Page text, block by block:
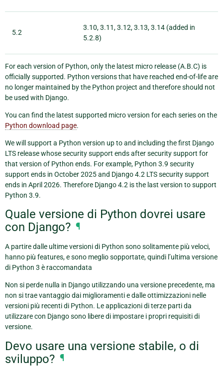
5.2
3.10, 3.11, 3.12, 3.13, 3.14 (added in
5.2.8)
For each version of Python, only the latest micro release (A.B.C) is
officially supported. Python versions that have reached end-of-life are
no longer maintained by the Python project and therefore should not
be used with Django.
You can find the latest supported micro version for each series on the
Python download page.
We will support a Python version up to and including the first Django
LTS release whose security support ends after security support for
that version of Python ends. For example, Python 3.9 security
support ends in October 2025 and Django 4.2 LTS security support
ends in April 2026. Therefore Django 4.2 is the last version to support
Python 3.9.
Quale versione di Python dovrei usare
con Django? ¶
A partire dalle ultime versioni di Python sono solitamente più veloci,
hanno più features, e sono meglio sopportate, quindi l’ultima versione
di Python 3 è raccomandata
Non si perde nulla in Django utilizzando una versione precedente, ma
non si trae vantaggio dai miglioramenti e dalle ottimizzazioni nelle
versioni più recenti di Python. Le applicazioni di terze parti da
utilizzare con Django sono libere di impostare i propri requisiti di
versione.
Devo usare una versione stabile, o di
sviluppo? ¶